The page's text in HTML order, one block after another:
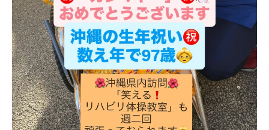
する方法
無料体験から始まるあなたの施設の未来改革ス
トーリー